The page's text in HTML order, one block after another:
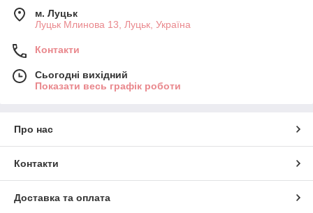
м. Луцьк
Луцьк Млинова 13, Луцьк, Україна
Контакти
Сьогодні вихідний
Показати весь графік роботи
Про нас
Контакти
Доставка та оплата